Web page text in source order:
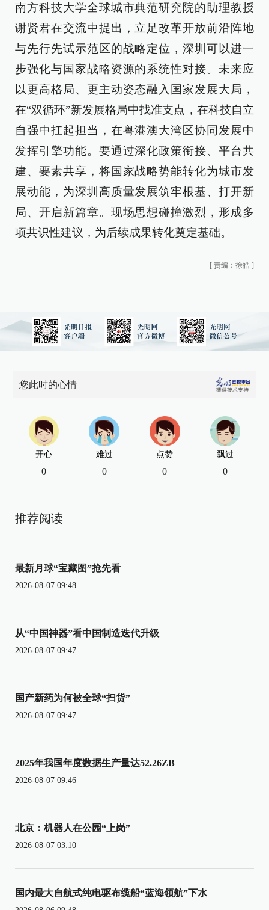
南方科技大学全球城市典范研究院的助理教授
谢贤君在交流中提出，立足改革开放前沿阵地
与先行先试示范区的战略定位，深圳可以进一
步强化与国家战略资源的系统性对接。未来应
以更高格局、更主动姿态融入国家发展大局，
在“双循环”新发展格局中找准支点，在科技自立
自强中扛起担当，在粤港澳大湾区协同发展中
发挥引擎功能。要通过深化政策衔接、平台共
建、要素共享，将国家战略势能转化为城市发
展动能，为深圳高质量发展筑牢根基、打开新
局、开启新篇章。现场思想碰撞激烈，形成多
项共识性建议，为后续成果转化奠定基础。
[ 责编：徐皓 ]
您此时的心情
开心
0
难过
0
点赞
0
飘过
0
推荐阅读
最新月球“宝藏图”抢先看
2026-08-07 09:48
从“中国神器”看中国制造迭代升级
2026-08-07 09:47
国产新药为何被全球“扫货”
2026-08-07 09:47
2025年我国年度数据生产量达52.26ZB
2026-08-07 09:46
北京：机器人在公园“上岗”
2026-08-07 03:10
国内最大自航式纯电驱布缆船“蓝海领航”下水